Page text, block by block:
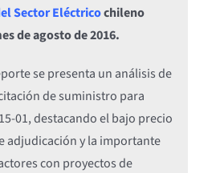
Sector Eléctricochileno
de agosto de 2016.
se presenta un análisis de
de suministro para
01, destacando el bajo precio
adjudicación y la importante
con proyectos de